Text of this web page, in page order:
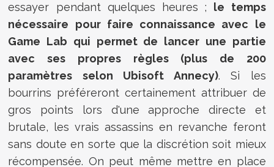
essayer pendant quelques heures ; le temps
nécessaire pour faire connaissance avec le
Game Lab qui permet de lancer une partie
avec ses propres règles (plus de 200
paramètres selon Ubisoft Annecy). Si les
bourrins préféreront certainement attribuer de
gros points lors d'une approche directe et
brutale, les vrais assassins en revanche feront
sans doute en sorte que la discrétion soit mieux
récompensée. On peut même mettre en place